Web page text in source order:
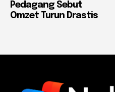
Pedagang Sebut
Omzet Turun Drastis